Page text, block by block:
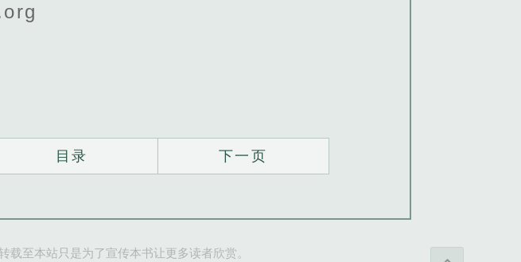
目录 下一页
至本站只是为了宣传本书让更多读者欣赏。